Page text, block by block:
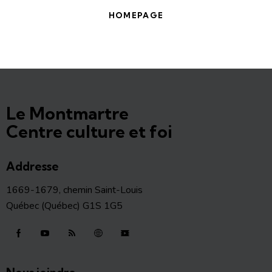
HOMEPAGE
Le Montmartre
Centre culture et foi
Addresse
1669-1679, chemin Saint-Louis
Québec (Québec) G1S 1G5